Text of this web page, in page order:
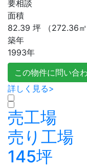
要相談
面積
82.39 坪 （272.36㎡
築年
1993年
この物件に問い合
詳しく見る>
売工場
売り工場
145坪